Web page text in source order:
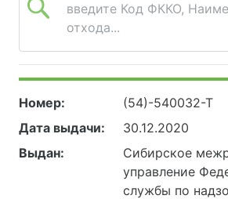
введите Код ФККО,
отхода...
Номер:
(54)-540032-Т
Дата выдачи:
30.12.2020
Выдан:
Сибирское
управление
службы по